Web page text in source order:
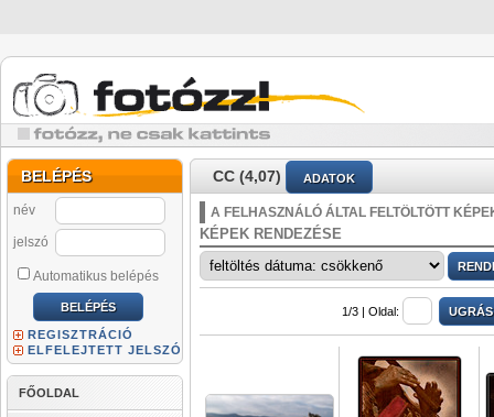
BELÉPÉS
név
jelszó
Automatikus belépés
REGISZTRÁCIÓ
ELFELEJTETT JELSZÓ
FŐOLDAL
CC (4,07) ADATOK
A FELHASZNÁLÓ ÁLTAL FELTÖLTÖTT
KÉPEK RENDEZÉSE
1/3 | Oldal: